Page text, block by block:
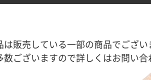
販売している一部の商品でござい
ございますので詳しくはお問い合